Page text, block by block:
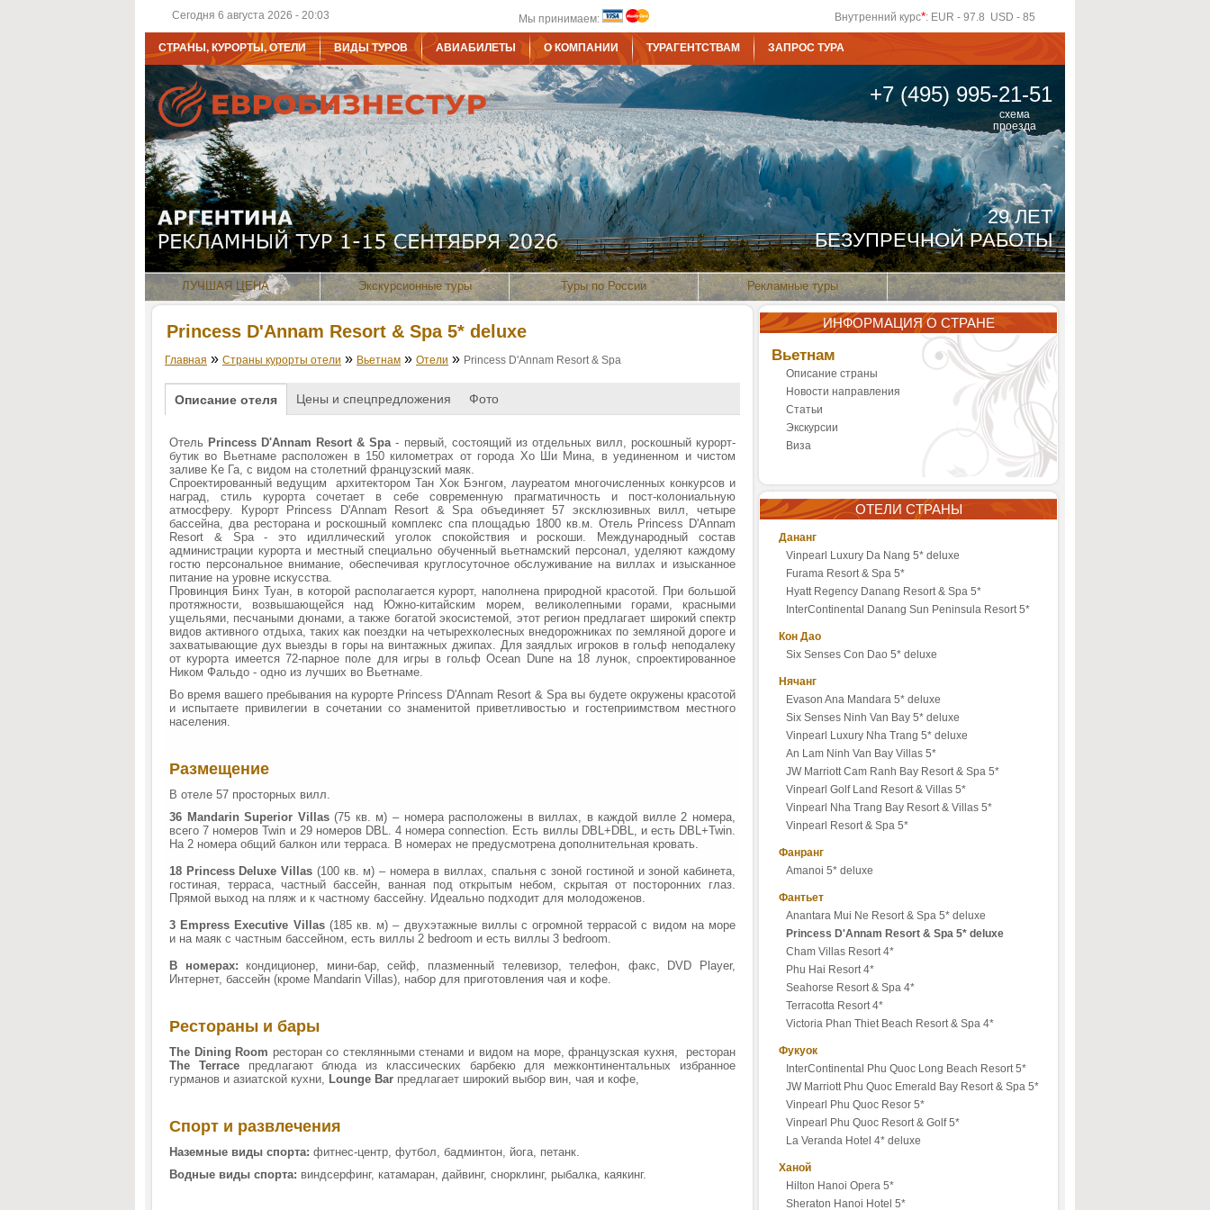
Сегодня 6 августа 2026 - 20:03 Мы принимаем: Внутренний курс*: EUR - 97.8 USD - 85
СТРАНЫ, КУРОРТЫ, ОТЕЛИ ВИДЫ ТУРОВ АВИАБИЛЕТЫ О КОМПАНИИ ТУРАГЕНТСТВАМ ЗАПРОС ТУРА
+7 (495) 995-21-51
схема
проезда
ЛУЧШАЯ ЦЕНА Экскурсионные туры Туры по России Рекламные туры
29 ЛЕТ
БЕЗУПРЕЧНОЙ РАБОТЫ
Princess D'Annam Resort & Spa 5* deluxe
Главная » Страны курорты отели » Вьетнам » Отели » Princess D'Annam Resort & Spa
Описание отеля Цены и спецпредложения Фото
Отель Princess D'Annam Resort & Spa- первый, состоящий из отдельных вилл, роскошный курорт-
бутик во Вьетнаме расположен в 150 километрах от города Хо Ши Мина, в уединенном и чистом
заливе Ке Га, с видом на столетний французский маяк.
Спроектированный ведущим архитектором Тан Хок Бэнгом, лауреатом многочисленных конкурсов и
наград, стиль курорта сочетает в себе современную прагматичность и пост-колониальную
атмосферу. Курорт Princess D'Annam Resort & Spa объединяет 57 эксклюзивных вилл, четыре
бассейна, два ресторана и роскошный комплекс спа площадью 1800 кв.м. Отель Princess D'Annam
Resort & Spa - это идиллический уголок спокойствия и роскоши. Международный состав
администрации курорта и местный специально обученный вьетнамский персонал, уделяют каждому
гостю персональное внимание, обеспечивая круглосуточное обслуживание на виллах и изысканное
питание на уровне искусства.
Провинция Бинх Туан, в которой располагается курорт, наполнена природной красотой. При большой
протяжности, возвышающейся над Южно-китайским морем, великолепными горами, красными
ущельями, песчаными дюнами, а также богатой экосистемой, этот регион предлагает широкий спектр
видов активного отдыха, таких как поездки на четырехколесных внедорожниках по земляной дороге и
захватывающие дух выезды в горы на винтажных джипах. Для заядлых игроков в гольф неподалеку
от курорта имеется 72-парное поле для игры в гольф Ocean Dune на 18 лунок, спроектированное
Ником Фальдо - одно из лучших во Вьетнаме.
Во время вашего пребывания на курорте Princess D'Annam Resort & Spa вы будете окружены красотой
и испытаете привилегии в сочетании со знаменитой приветливостью и гостеприимством местного
населения.
Размещение
В отеле 57 просторных вилл.
36 Mandarin Superior Villas(75 кв. м) – номера расположены в виллах, в каждой вилле 2 номера,
всего 7 номеров Twin и 29 номеров DBL. 4 номера connection. Есть виллы DBL+DBL, и есть DBL+Twin.
На 2 номера общий балкон или терраса. В номерах не предусмотрена дополнительная кровать.
18 Princess Deluxe Villas (100 кв. м) – номера в виллах, спальня с зоной гостиной и зоной кабинета,
гостиная, терраса, частный бассейн, ванная под открытым небом, скрытая от посторонних глаз.
Прямой выход на пляж и к частному бассейну. Идеально подходит для молодоженов.
3 Empress Executive Villas(185 кв. м) – двухэтажные виллы с огромной террасой с видом на море
и на маяк с частным бассейном, есть виллы 2 bedroom и есть виллы 3 bedroom.
В номерах: кондиционер, мини-бар, сейф, плазменный телевизор, телефон, факс, DVD Player,
Интернет, бассейн (кроме Mandarin Villas), набор для приготовления чая и кофе.
Рестораны и бары
The Dining Room ресторан со стеклянными стенами и видом на море, французская кухня, ресторан
The Terrace предлагают блюда из классических барбекю для межконтинентальных избранное
гурманов и азиатской кухни, Lounge Bar предлагает широкий выбор вин, чая и кофе,
Спорт и развлечения
Наземные виды спорта: фитнес-центр, футбол, бадминтон, йога, петанк.
Водные виды спорта: виндсерфинг, катамаран, дайвинг, снорклинг, рыбалка, каякинг.
ИНФОРМАЦИЯ О СТРАНЕ
Вьетнам
Описание страны
Новости направления
Статьи
Экскурсии
Виза
ОТЕЛИ СТРАНЫ
Дананг
Vinpearl Luxury Da Nang 5* deluxe
Furama Resort & Spa 5*
Hyatt Regency Danang Resort & Spa 5*
InterContinental Danang Sun Peninsula Resort 5*
Кон Дао
Six Senses Con Dao 5* deluxe
Нячанг
Evason Ana Mandara 5* deluxe
Six Senses Ninh Van Bay 5* deluxe
Vinpearl Luxury Nha Trang 5* deluxe
An Lam Ninh Van Bay Villas 5*
JW Marriott Cam Ranh Bay Resort & Spa 5*
Vinpearl Golf Land Resort & Villas 5*
Vinpearl Nha Trang Bay Resort & Villas 5*
Vinpearl Resort & Spa 5*
Фанранг
Amanoi 5* deluxe
Фантьет
Anantara Mui Ne Resort & Spa 5* deluxe
Princess D'Annam Resort & Spa 5* deluxe
Cham Villas Resort 4*
Phu Hai Resort 4*
Seahorse Resort & Spa 4*
Terracotta Resort 4*
Victoria Phan Thiet Beach Resort & Spa 4*
Фукуок
InterContinental Phu Quoc Long Beach Resort 5*
JW Marriott Phu Quoc Emerald Bay Resort & Spa 5*
Vinpearl Phu Quoc Resor 5*
Vinpearl Phu Quoc Resort & Golf 5*
La Veranda Hotel 4* deluxe
Ханой
Hilton Hanoi Opera 5*
Sheraton Hanoi Hotel 5*